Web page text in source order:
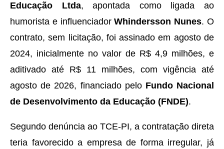
Educação Ltda, apontada como ligada ao
humorista e influenciadorWhindersson Nunes. O
contrato, sem licitação, foi assinado em agosto de
2024, inicialmente no valor de R$ 4,9 milhões, e
aditivado até R$ 11 milhões, com vigência até
agosto de 2026, financiado pelo Fundo Nacional
de Desenvolvimento da Educação (FNDE).
Segundo denúncia ao TCE-PI, a contratação direta
teria favorecido a empresa de forma irregular, já